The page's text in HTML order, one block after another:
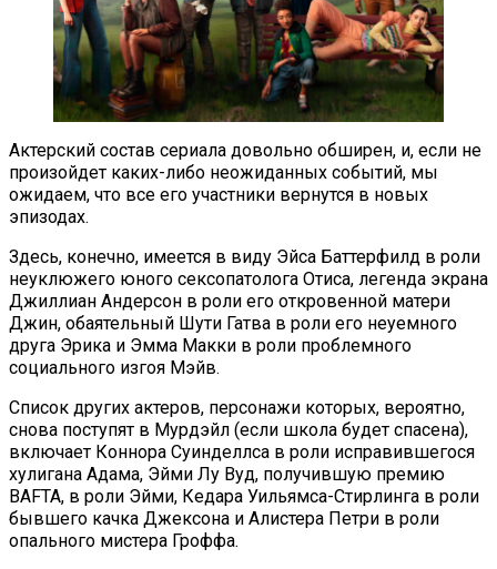
Актерский состав сериала довольно обширен, и, если не
произойдет каких-либо неожиданных событий, мы
ожидаем, что все его участники вернутся в новых
эпизодах.
Здесь, конечно, имеется в виду Эйса Баттерфилд в роли
неуклюжего юного сексопатолога Отиса, легенда экрана
Джиллиан Андерсон в роли его откровенной матери
Джин, обаятельный Шути Гатва в роли его неуемного
друга Эрика и Эмма Макки в роли проблемного
социального изгоя Мэйв.
Список других актеров, персонажи которых, вероятно,
снова поступят в Мурдэйл (если школа будет спасена),
включает Коннора Суинделлса в роли исправившегося
хулигана Адама, Эйми Лу Вуд, получившую премию
BAFTA, в роли Эйми, Кедара Уильямса-Стирлинга в роли
бывшего качка Джексона и Алистера Петри в роли
опального мистера Гроффа.